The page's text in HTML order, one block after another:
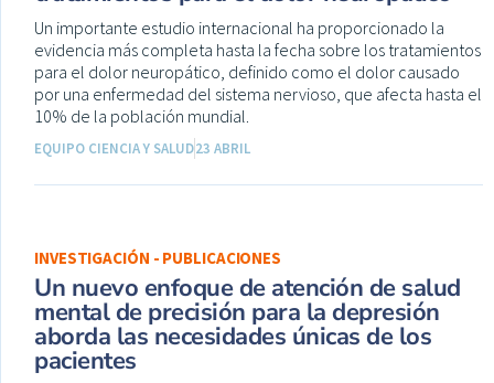
Un importante estudio internacional ha proporcionado la
evidencia más completa hasta la fecha sobre los tratamientos
para el dolor neuropático, definido como el dolor causado
por una enfermedad del sistema nervioso, que afecta hasta el
10% de la población mundial.
EQUIPO CIENCIA Y SALUD23 ABRIL
INVESTIGACIÓN - PUBLICACIONES
Un nuevo enfoque de atención de salud
mental de precisión para la depresión
aborda las necesidades únicas de los
pacientes